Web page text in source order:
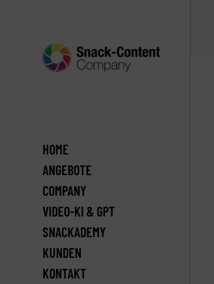
HOME
ANGEBOTE
COMPANY
VIDEO-KI & GPT
SNACKADEMY
KUNDEN
KONTAKT